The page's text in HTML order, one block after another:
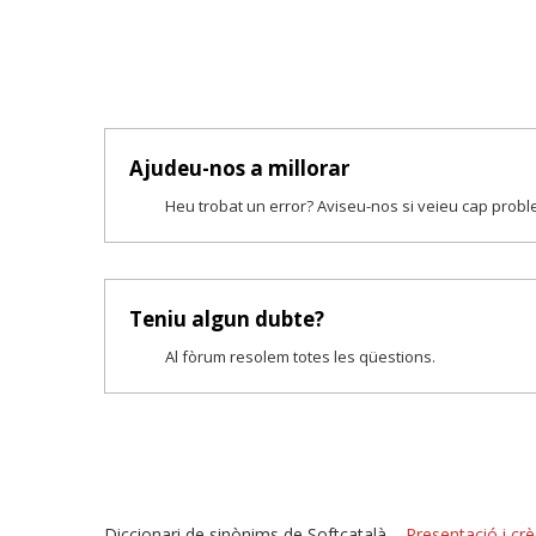
Ajudeu-nos a millorar
Heu trobat un error? Aviseu-nos si veieu cap
Teniu algun dubte?
Al fòrum resolem totes les qüestions.